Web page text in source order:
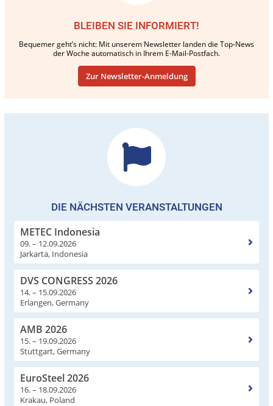
BLEIBEN SIE INFORMIERT!
Bequemer geht’s nicht: Mit unserem Newsletter landen die Top-News
der Woche automatisch in Ihrem E-Mail-Postfach.
Zur Newsletter-Anmeldung
DIE NÄCHSTEN VERANSTALTUNGEN
METEC Indonesia
09. – 12.09.2026
Jarkarta, Indonesia
DVS CONGRESS 2026
14. – 15.09.2026
Erlangen, Germany
AMB 2026
15. – 19.09.2026
Stuttgart, Germany
EuroSteel 2026
16. – 18.09.2026
Krakau, Poland